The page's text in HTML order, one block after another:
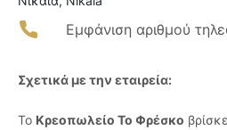
Εμφάνιση αριθμού
Σχετικά με την εταιρεία:
Το Κρεοπωλείο Το Φρέσκο